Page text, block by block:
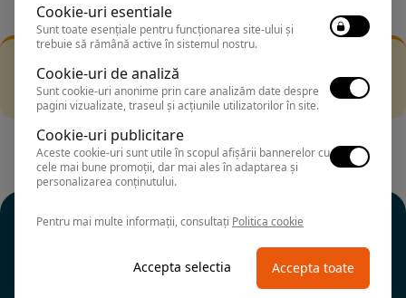
Incearca sa folosesti o cautarea mai generala sau alege
alte fitre.
Cookie-uri esentiale
Sunt toate esențiale pentru funcționarea site-ului și
trebuie să rămână active în sistemul nostru.
Cookie-uri de analiză
Sunt cookie-uri anonime prin care analizăm date despre
pagini vizualizate, traseul și acțiunile utilizatorilor în site.
Cookie-uri publicitare
Aceste cookie-uri sunt utile în scopul afișării bannerelor cu
cele mai bune promoții, dar mai ales în adaptarea și
personalizarea conținutului.
Pentru mai multe informații, consultați Politica cookie
Accepta selectia Accepta toate